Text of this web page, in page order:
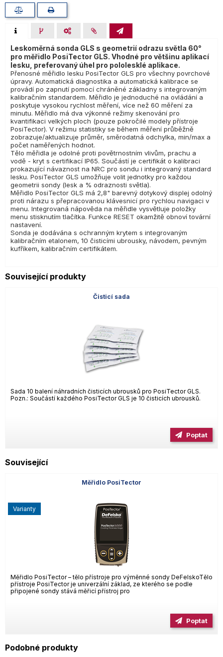
Leskoměrná sonda GLS s geometrií odrazu světla 60°
pro měřidlo PosiTector GLS. Vhodné pro většinu aplikací
lesku, preferovaný úhel pro pololesklé aplikace.
Přenosné měřidlo lesku PosiTector GLS pro všechny povrchové
úpravy. Automatická diagnostika a automatická kalibrace se
provádí po zapnutí pomocí chráněné základny s integrovaným
kalibračním standardem. Měřidlo je jednoduché na ovládání a
poskytuje vysokou rychlost měření, více než 60 měření za
minutu. Měřidlo má dva výkonné režimy skenování pro
kvantifikaci velkých ploch (pouze pokročilé modely přístroje
PosiTector). V režimu statistiky se během měření průběžně
zobrazuje/aktualizuje průměr, směrodatná odchylka, min/max a
počet naměřených hodnot.
Tělo měřidla je odolné proti povětrnostním vlivům, prachu a
vodě - kryt s certifikací IP65. Součástí je certifikát o kalibraci
prokazující návaznost na NRC pro sondu i integrovaný standard
lesku. PosiTector GLS umožňuje volit jednotky pro každou
geometrii sondy (lesk a % odraznosti světla).
Měřidlo PosiTector GLS má 2,8" barevný dotykový displej odolný
proti nárazu s přepracovanou klávesnicí pro rychlou navigaci v
menu. Integrovaná nápověda na měřidle vysvětluje položky
menu stisknutím tlačítka. Funkce RESET okamžitě obnoví tovární
nastavení.
Sonda je dodávána s ochranným krytem s integrovaným
kalibračním etalonem, 10 čisticími ubrousky, návodem, pevným
kufříkem, kalibračním certifikátem.
Související produkty
Čisticí sada
Sada 10 balení náhradních čisticích ubrousků pro PosiTector GLS.
Pozn.: Součástí každého PosiTector GLS je 10 čisticích ubrousků.
Poptat
Související
Měřidlo PosiTector
Měřidlo PosiTector – tělo přístroje pro výměnné sondy DeFelskoTělo
přístroje PosiTector je univerzální základ, ze kterého se podle
připojené sondy stává měřicí přístroj pro
varianty
Poptat
Podobné produkty